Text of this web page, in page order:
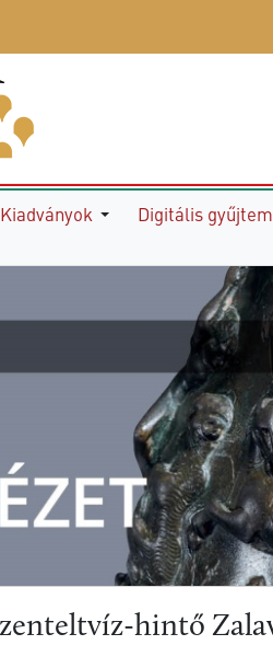
Kiadványok Digitális
hintő